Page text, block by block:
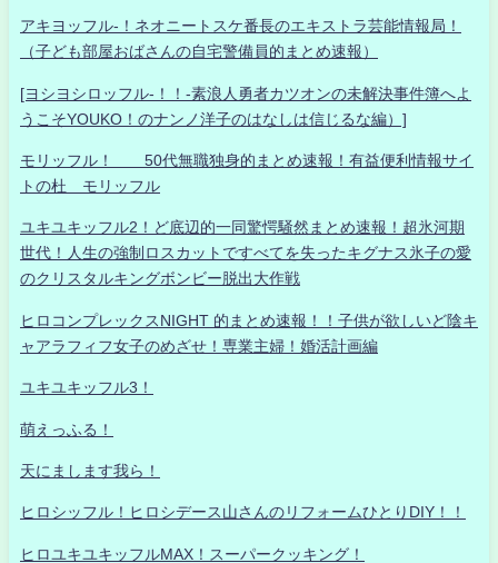
アキヨッフル-！ネオニートスケ番長のエキストラ芸能情報局！
（子ども部屋おばさんの自宅警備員的まとめ速報）
[ヨシヨシロッフル-！！-素浪人勇者カツオンの未解決事件簿へよ
うこそYOUKO！のナンノ洋子のはなしは信じるな編）]
モリッフル！ 50代無職独身的まとめ速報！有益便利情報サイ
トの杜 モリッフル
ユキユキッフル2！ど底辺的一同驚愕騒然まとめ速報！超氷河期
世代！人生の強制ロスカットですべてを失ったキグナス氷子の愛
のクリスタルキングボンビー脱出大作戦
ヒロコンプレックスNIGHT 的まとめ速報！！子供が欲しいど陰キ
ャアラフィフ女子のめざせ！専業主婦！婚活計画編
ユキユキッフル3！
萌えっふる！
天にまします我ら！
ヒロシッフル！ヒロシデース山さんのリフォームひとりDIY！！
ヒロユキユキッフルMAX！スーパークッキング！